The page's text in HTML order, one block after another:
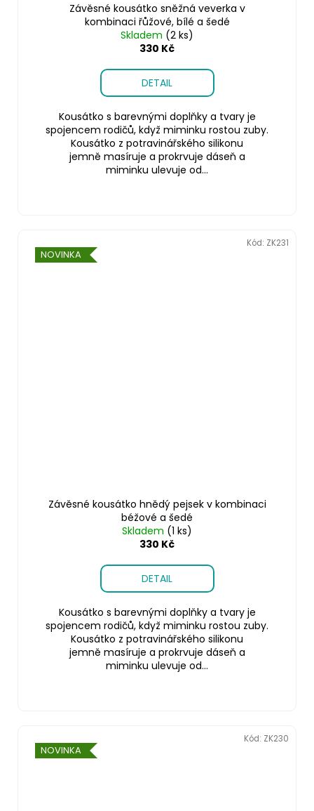
Závěsné kousátko sněžná veverka v
kombinaci řůžové, bílé a šedé
Skladem (2 ks)
330 Kč
DETAIL
Kousátko s barevnými doplňky a tvary je
spojencem rodičů, když miminku rostou zuby.
Kousátko z potravinářského silikonu
jemně masíruje a prokrvuje dáseň a
miminku ulevuje od...
NOVINKA
Závěsné kousátko hnědý pejsek v kombinaci
béžové a šedé
Skladem (1 ks)
330 Kč
DETAIL
Kousátko s barevnými doplňky a tvary je
spojencem rodičů, když miminku rostou zuby.
Kousátko z potravinářského silikonu
jemně masíruje a prokrvuje dáseň a
miminku ulevuje od...
Kód: ZK231
NOVINKA
Kód: ZK230